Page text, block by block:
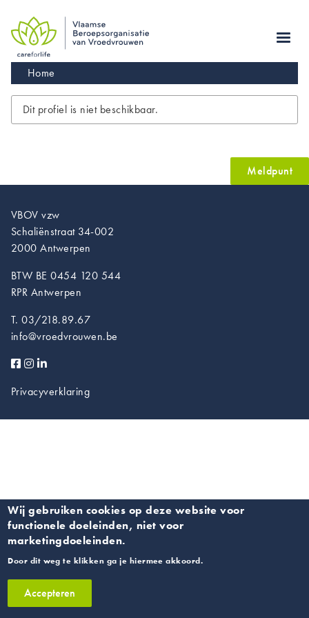
main
navigation
Kruimelpad
Home
Dit profiel is niet beschikbaar.
Meldpunt
VBOV vzw
Schaliënstraat 34-002
2000 Antwerpen
BTW BE 0454 120 544
RPR Antwerpen
T. 03/218.89.67
info@vroedvrouwen.be
Privacyverklaring
Wij gebruiken cookies op deze website voor
functionele doeleinden, niet voor
marketingdoeleinden.
Door dit weg te klikken ga je hiermee akkoord.
Accepteren